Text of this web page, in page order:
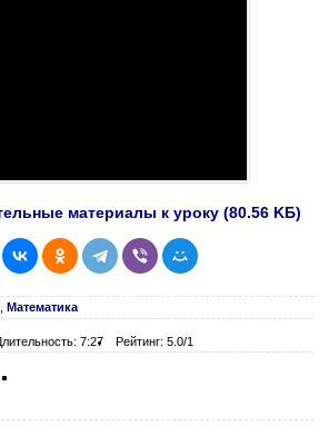
материалы к уроку (80.56 KБ)
Математика
7:27 Рейтинг: 5.0/1